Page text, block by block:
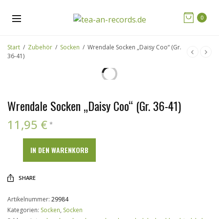
0
Start / Zubehör / Socken / Wrendale Socken „Daisy Coo“ (Gr.
36-41)
Wrendale Socken „Daisy Coo“ (Gr. 36-41)
11,95 € *
IN DEN WARENKORB
SHARE
Artikelnummer: 29984
Kategorien: Socken, Socken